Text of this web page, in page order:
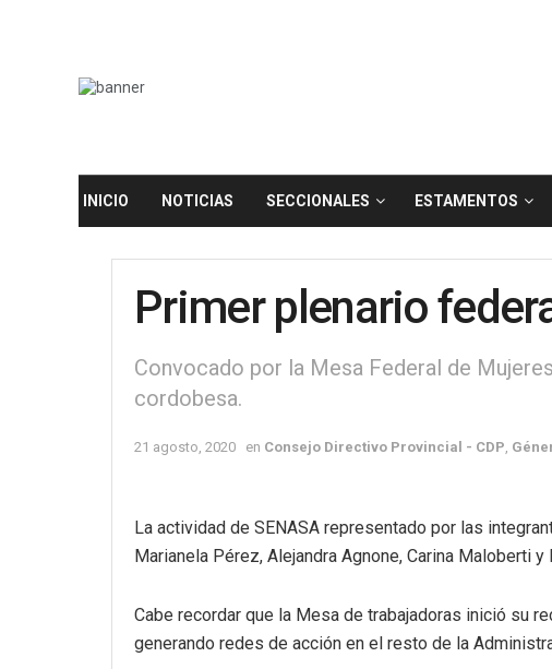
INICIO NOTICIAS SECCIONALES ESTAMENTOS
Primer plenario
Convocado por la Mesa Federal de
cordobesa.
21 agosto, 2020 en Consejo Directivo Provincial - CDP
La actividad de SENASA representado por las
Marianela Pérez, Alejandra Agnone, Carina Maloberti y
Cabe recordar que la Mesa de trabajadoras inició su
generando redes de acción en el resto de la